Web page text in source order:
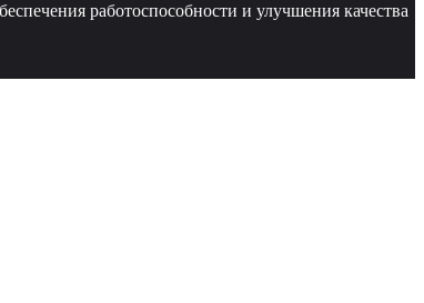
работоспособности и улучшения качества